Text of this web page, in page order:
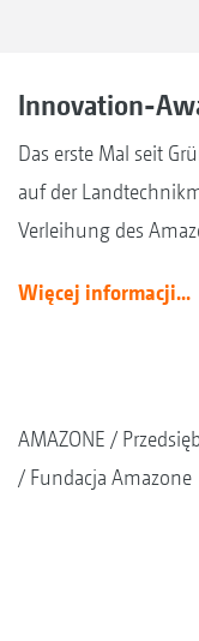
Innovation-
Das erste Mal seit
auf der
Verleihung des
Więcej informacji...
AMAZONE
Fundacja Amazone